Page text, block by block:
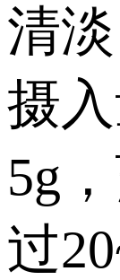
清
摄
5g
过